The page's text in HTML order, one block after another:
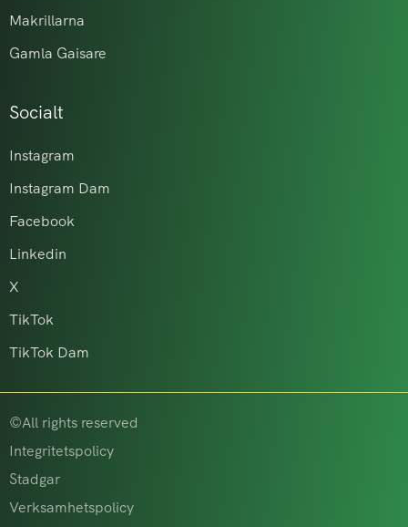
Makrillarna
Gamla Gaisare
Socialt
Instagram
Instagram Dam
Facebook
Linkedin
X
TikTok
TikTok Dam
©All rights reserved
Integritetspolicy
Stadgar
Verksamhetspolicy